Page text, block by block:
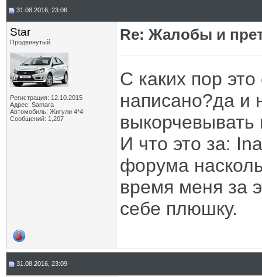
31.08.2016, 23:06
Star
Продвинутый
Регистрация: 12.10.2015
Адрес: Samara
Автомобиль: Жигули 4*4
Сообщений: 1,207
Re: Жалобы и
С каких пор
написано?да и
И что это за:
форума
время меня за
себе плюшку.
31.08.2016, 23:09